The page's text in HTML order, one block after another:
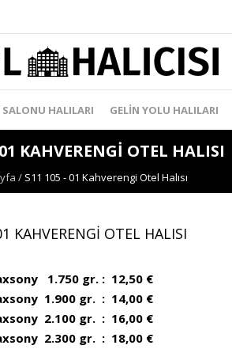
HALILARI GELIN YOLU HALILARI
KAHVERENGI OTEL HALISI
/ S11 105 - 01 Kahverengi Otel Halısı
KAHVERENGI OTEL HALISI
1.750 gr. : 12,50 €
1.900 gr. : 14,00 €
2.100 gr. : 16,00 €
2.300 gr. : 18,00 €